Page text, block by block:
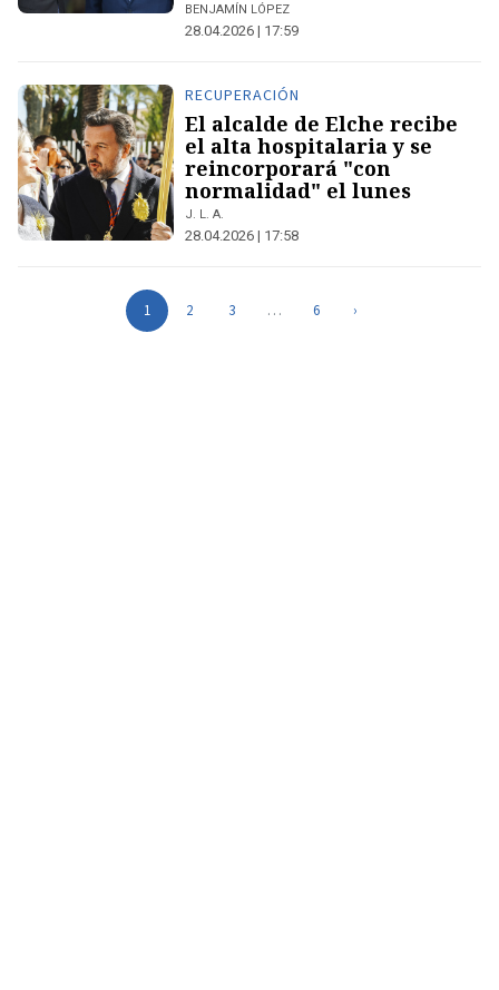
BENJAMÍN LÓPEZ
28.04.2026 | 17:59
RECUPERACIÓN
El alcalde de Elche recibe
el alta hospitalaria y se
reincorporará "con
normalidad" el lunes
J. L. A.
28.04.2026 | 17:58
1 2 3 … 6 ›